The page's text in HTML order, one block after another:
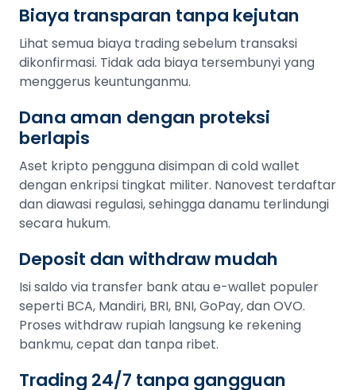
Biaya transparan tanpa kejutan
Lihat semua biaya trading sebelum transaksi
dikonfirmasi. Tidak ada biaya tersembunyi yang
menggerus keuntunganmu.
Dana aman dengan proteksi
berlapis
Aset kripto pengguna disimpan di cold wallet
dengan enkripsi tingkat militer. Nanovest terdaftar
dan diawasi regulasi, sehingga danamu terlindungi
secara hukum.
Deposit dan withdraw mudah
Isi saldo via transfer bank atau e-wallet populer
seperti BCA, Mandiri, BRI, BNI, GoPay, dan OVO.
Proses withdraw rupiah langsung ke rekening
bankmu, cepat dan tanpa ribet.
Trading 24/7 tanpa gangguan